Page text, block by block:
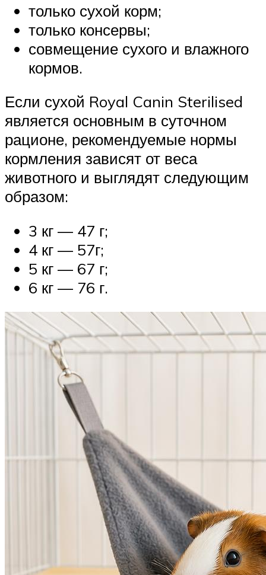
только сухой корм;
только консервы;
совмещение сухого и влажного
кормов.
Если сухой Royal Canin Sterilised
является основным в суточном
рационе, рекомендуемые нормы
кормления зависят от веса
животного и выглядят следующим
образом:
3 кг — 47 г;
4 кг — 57г;
5 кг — 67 г;
6 кг — 76 г.